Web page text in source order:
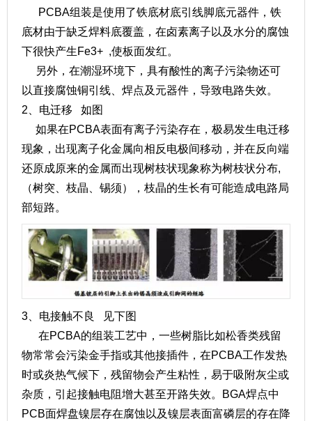
PCBA组装是使用了铁底材底引线脚底元器件，铁
底材由于缺乏焊料底覆盖，在卤素离子以及水分的腐蚀
下很快产生Fe3+ ,使板面发红。
另外，在潮湿环境下，具有酸性的离子污染物还可
以直接腐蚀铜引线、焊点及元器件，导致电路失效。
2、电迁移 如图
如果在PCBA表面有离子污染存在，极易发生电迁移
现象，出现离子化金属向相反电极间移动，并在反向端
还原成原来的金属而出现树枝状现象称为树枝状分布,
（树突、枝晶、锡须），枝晶的生长有可能造成电路局
部短路。
3、电接触不良 见下图
在PCBA的组装工艺中，一些树脂比如松香类残留
物常常会污染金手指或其他接插件，在PCBA工作发热
时或炎热气候下，残留物会产生粘性，易于吸附灰尘或
杂质，引起接触电阻增大甚至开路失效。BGA焊点中
PCB面焊盘镍层存在腐蚀以及镍层表面富磷层的存在降